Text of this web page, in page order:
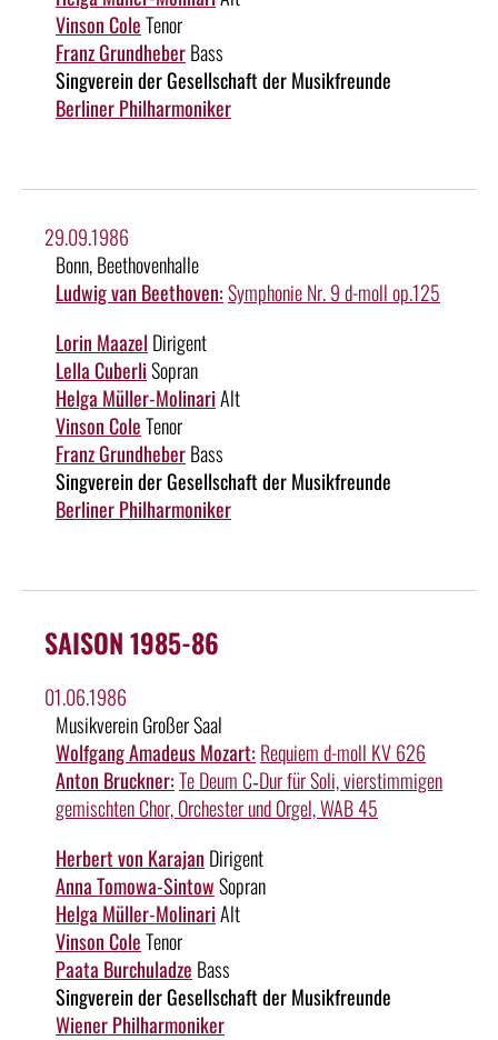
Vinson ColeTenor
Franz GrundheberBass
Singverein der Gesellschaft der Musikfreunde
Berliner Philharmoniker
29.09.1986
Bonn, Beethovenhalle
Ludwig van Beethoven:Symphonie Nr. 9 d-moll op.125
Lorin Maazel Dirigent
Lella CuberliSopran
Helga Müller-MolinariAlt
Vinson ColeTenor
Franz GrundheberBass
Singverein der Gesellschaft der Musikfreunde
Berliner Philharmoniker
SAISON 1985-86
01.06.1986
Musikverein Großer Saal
Wolfgang Amadeus Mozart: Requiem d-moll KV 626
Anton Bruckner:Te Deum C‑Dur für Soli, vierstimmigen
gemischten Chor, Orchester und Orgel, WAB 45
Herbert von Karajan Dirigent
Anna Tomowa-SintowSopran
Helga Müller-MolinariAlt
Vinson ColeTenor
Paata Burchuladze Bass
Singverein der Gesellschaft der Musikfreunde
Wiener Philharmoniker